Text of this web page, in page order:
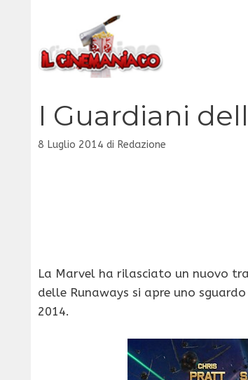
contenuto
I Guardiani
8 Luglio 2014 di Redazione
La Marvel ha rilasciato un nuovo
delle Runaways si apre uno
2014.